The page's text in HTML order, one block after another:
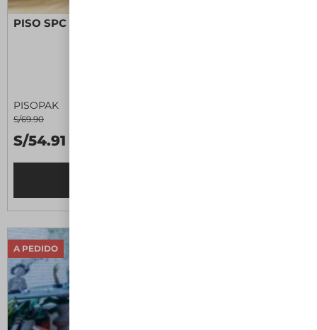
PISO SPC ABETO II
PISOPAK
S/69.90
S/54.91 M2
A PEDIDO